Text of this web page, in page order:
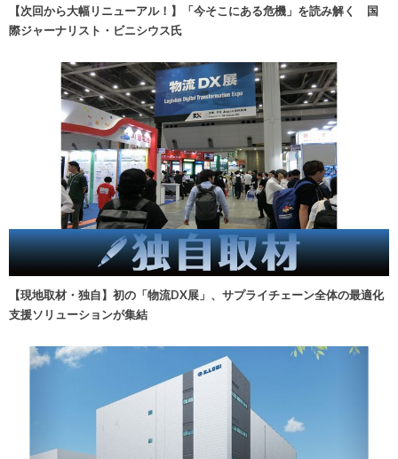
【次回から大幅リニューアル！】「今そこにある危機」を読み解く 国
際ジャーナリスト・ビニシウス氏
【現地取材・独自】初の「物流DX展」、サプライチェーン全体の最適化
支援ソリューションが集結